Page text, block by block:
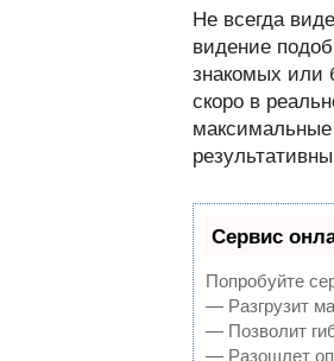
Не всегда
видение
знакомых или
скоро в
Сервис
Попробуйте
— Разгрузит
— Позволит
— Разошлет